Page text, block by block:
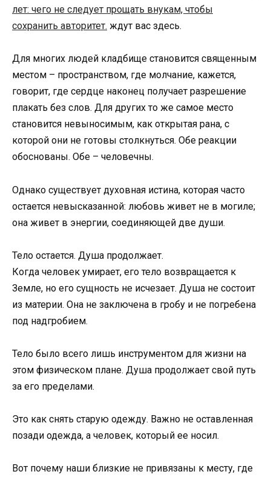
лет: чего не следует прощать внукам, чтобы
сохранить авторитет. ждут вас здесь.
Для многих людей кладбище становится священным
местом – пространством, где молчание, кажется,
говорит, где сердце наконец получает разрешение
плакать без слов. Для других то же самое место
становится невыносимым, как открытая рана, с
которой они не готовы столкнуться. Обе реакции
обоснованы. Обе – человечны.
Однако существует духовная истина, которая часто
остается невысказанной: любовь живет не в могиле;
она живет в энергии, соединяющей две души.
Тело остается. Душа продолжает.
Когда человек умирает, его тело возвращается к
Земле, но его сущность не исчезает. Душа не состоит
из материи. Она не заключена в гробу и не погребена
под надгробием.
Тело было всего лишь инструментом для жизни на
этом физическом плане. Душа продолжает свой путь
за его пределами.
Это как снять старую одежду. Важно не оставленная
позади одежда, а человек, который ее носил.
Вот почему наши близкие не привязаны к месту, где